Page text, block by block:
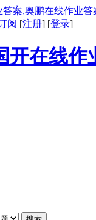
答案,奥鹏在线作业
阅 [注册] [登录]